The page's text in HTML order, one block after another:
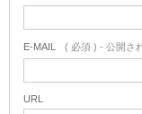
E-MAIL ( 必須 ) - 公開さ
URL